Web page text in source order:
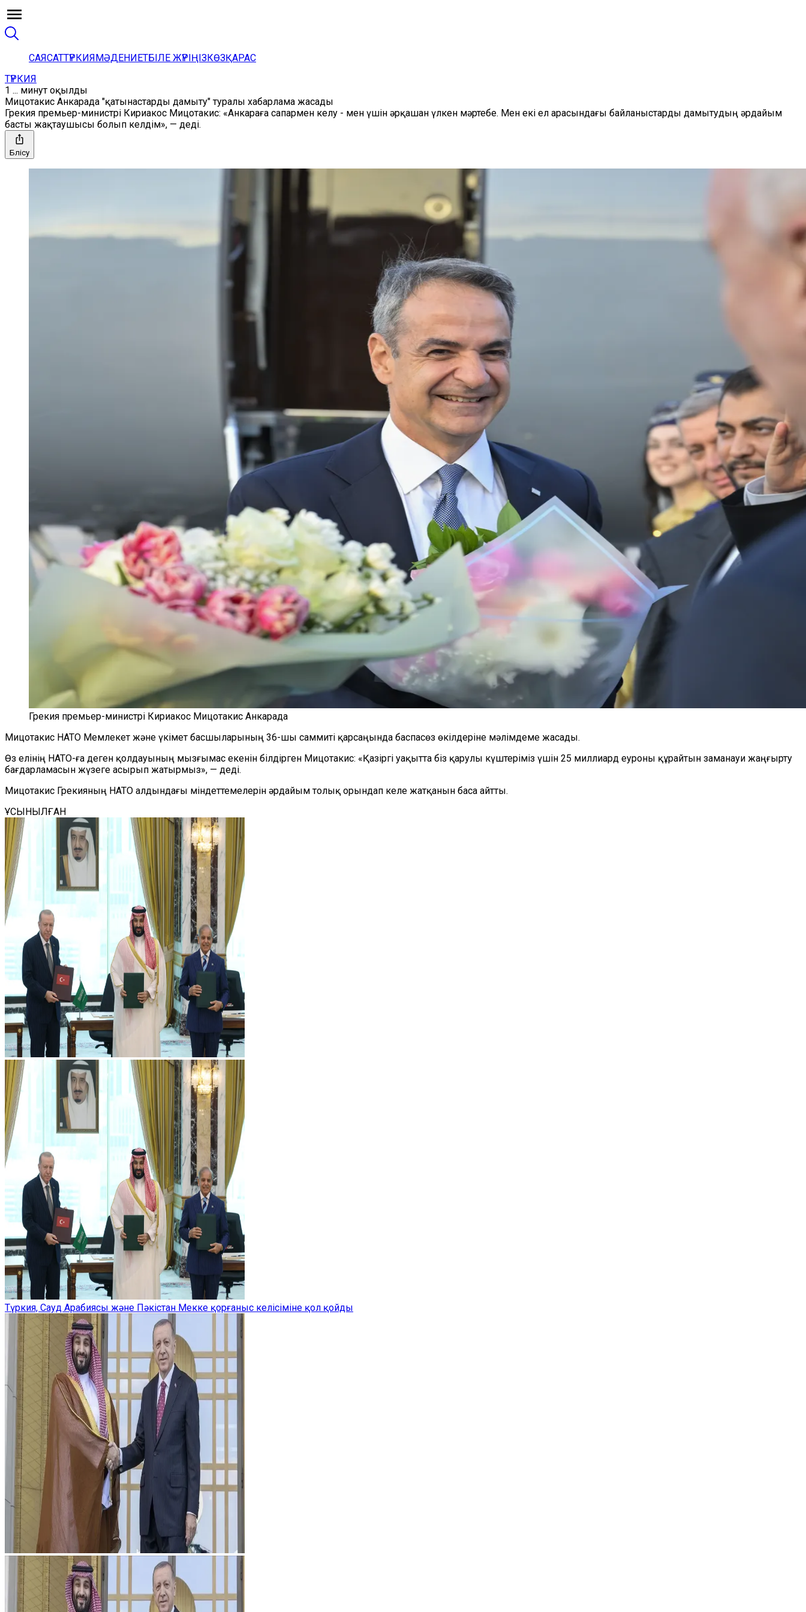
САЯСАТТҮРКИЯМӘДЕНИЕТБІЛЕ ЖҮРІҢІЗКӨЗҚАРАС
ТҮРКИЯ
1 ... минут оқылды
Мицотакис Анкарада "қатынастарды дамыту" туралы хабарлама жасады
Грекия премьер-министрі Кириакос Мицотакис: «Анкараға сапармен келу - мен үшін әрқашан үлкен мәртебе. Мен екі ел арасындағы байланыстарды дамытудың әрдайым
басты жақтаушысы болып келдім», — деді.
Бөлісу
Грекия премьер-министрі Кириакос Мицотакис Анкарада
Мицотакис НАТО Мемлекет және үкімет басшыларының 36-шы саммиті қарсаңында баспасөз өкілдеріне мәлімдеме жасады.
Өз елінің НАТО-ға деген қолдауының мызғымас екенін білдірген Мицотакис: «Қазіргі уақытта біз қарулы күштеріміз үшін 25 миллиард еуроны құрайтын заманауи жаңғырту
бағдарламасын жүзеге асырып жатырмыз», — деді.
Мицотакис Грекияның НАТО алдындағы міндеттемелерін әрдайым толық орындап келе жатқанын баса айтты.
ҰСЫНЫЛҒАН
Түркия, Сауд Арабиясы және Пәкістан Мекке қорғаныс келісіміне қол қойды